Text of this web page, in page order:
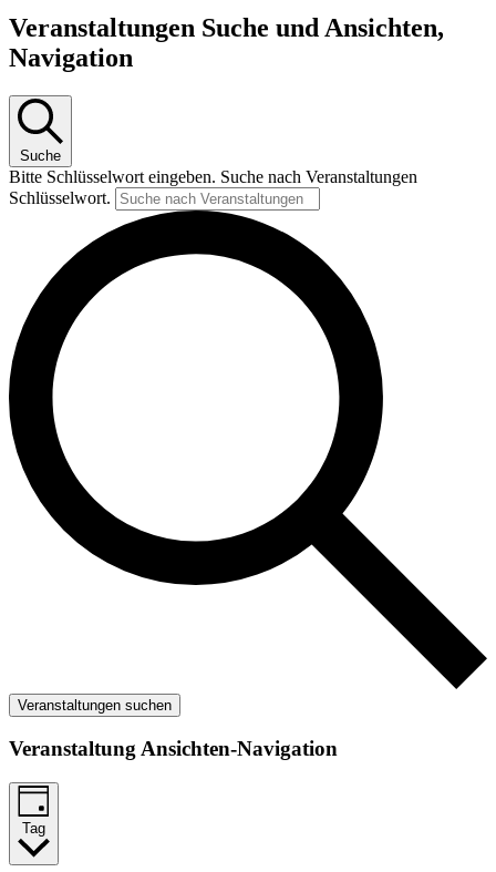
Veranstaltungen
für
28,
2025
Veranstaltungen Suche und Ansichten,
Navigation
Suche
Bitte Schlüsselwort eingeben. Suche nach Veranstaltungen
Schlüsselwort.
Veranstaltungen suchen
Veranstaltung Ansichten-Navigation
Tag